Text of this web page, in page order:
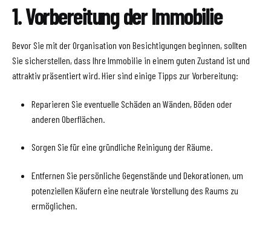
1. Vorbereitung der Immobilie
Bevor Sie mit der Organisation von Besichtigungen beginnen, sollten
Sie sicherstellen, dass Ihre Immobilie in einem guten Zustand ist und
attraktiv präsentiert wird. Hier sind einige Tipps zur Vorbereitung:
Reparieren Sie eventuelle Schäden an Wänden, Böden oder
anderen Oberflächen.
Sorgen Sie für eine gründliche Reinigung der Räume.
Entfernen Sie persönliche Gegenstände und Dekorationen, um
potenziellen Käufern eine neutrale Vorstellung des Raums zu
ermöglichen.